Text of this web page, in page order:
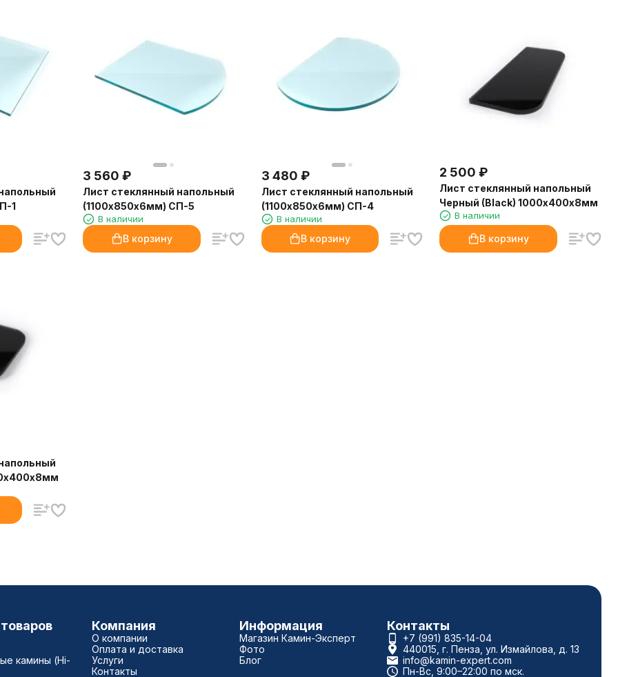
1
3 560 ₽
Лист стеклянный напольный
(1100х850х6мм) СП-5
В наличии
В корзину
3 480 ₽
Лист стеклянный напольный
(1100х850х6мм) СП-4
В наличии
В корзину
2 500 ₽
Лист стеклянный напольный
Черный (Black) 1000х400х8мм
В наличии
В корзину
камины (Hi-
Компания
О компании
Оплата и доставка
Услуги
Контакты
Информация
Магазин Камин-Эксперт
Фото
Блог
Контакты
+7 (991) 835-14-04
440015, г. Пенза, ул. Измайлова, д. 13
info@kamin-expert.com
Пн-Вс, 9:00–22:00 по мск.